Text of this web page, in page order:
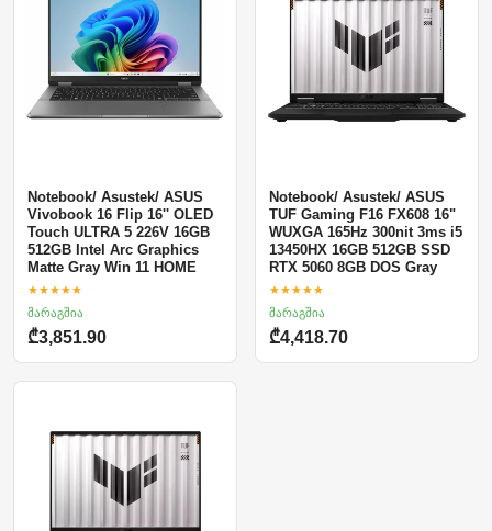
Notebook/ Asustek/ ASUS
Vivobook 16 Flip 16'' OLED
Touch ULTRA 5 226V 16GB
512GB Intel Arc Graphics
Matte Gray Win 11 HOME
★★★★★
მარაგშია
₾3,851.90
Notebook/ Asustek/ ASUS
TUF Gaming F16 FX608 16"
WUXGA 165Hz 300nit 3ms i5
13450HX 16GB 512GB SSD
RTX 5060 8GB DOS Gray
★★★★★
მარაგშია
₾4,418.70